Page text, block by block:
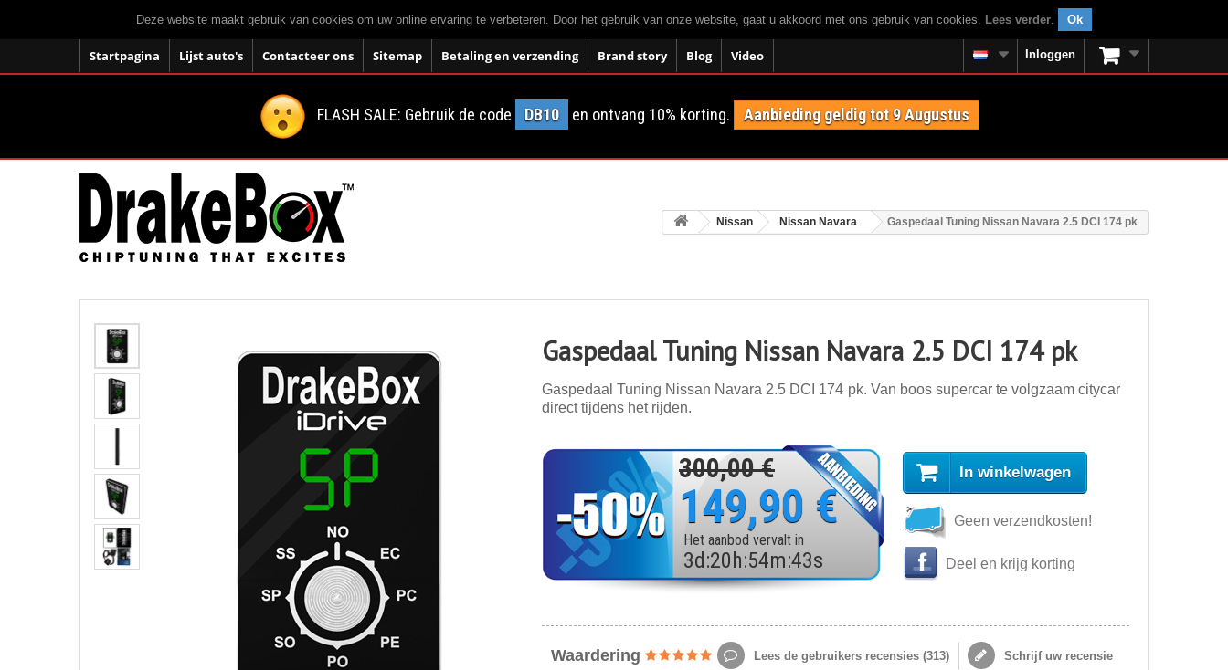
Deze website maakt gebruik van cookies om uw online ervaring te verbeteren. Door het gebruik van onze website, gaat u akkoord met ons gebruik van cookies. Lees verder. Ok
Startpagina Lijst auto's Contacteer ons Sitemap Betaling en verzending Brand story Blog Video Inloggen
FLASH SALE: Gebruik de code DB10 en ontvang 10% korting. Aanbieding geldig tot 9 Augustus
Nissan Nissan Navara Gaspedaal Tuning Nissan Navara 2.5 DCI 174 pk
Gaspedaal Tuning Nissan Navara 2.5 DCI 174 pk
Gaspedaal Tuning Nissan Navara 2.5 DCI 174 pk. Van boos supercar te volgzaam citycar
direct tijdens het rijden.
300,00 €
149,90 €
Het aanbod vervalt in
3d :20 h:54m:41s
In winkelwagen
Geen verzendkosten!
Deel en krijg korting
Waardering Lees de gebruikers recensies (313) Schrijf uw recensie